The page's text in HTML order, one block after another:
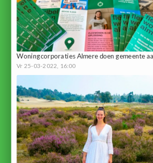
Woningcorporaties Almere doen gemeente
Vr 25-03-2022, 16:00